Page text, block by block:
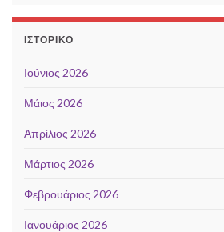
ΙΣΤΟΡΙΚΌ
Ιούνιος 2026
Μάιος 2026
Απρίλιος 2026
Μάρτιος 2026
Φεβρουάριος 2026
Ιανουάριος 2026